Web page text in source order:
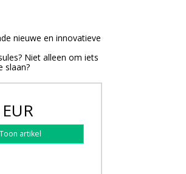
nieuwe en innovatieve
Niet alleen om iets
slaan?
Toon artikel